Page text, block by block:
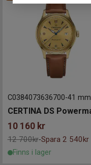
C0384073636700-41 mm
10 160 kr
12 700kr-Spara 2 540kr
Finns i lager